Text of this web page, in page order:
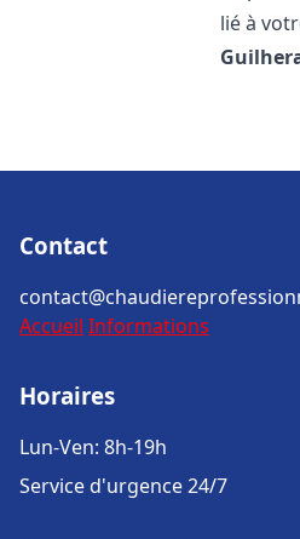
lié à
Contact
Accueil Informations
Horaires
Lun-Ven: 8h-19h
Service d'urgence 24/7